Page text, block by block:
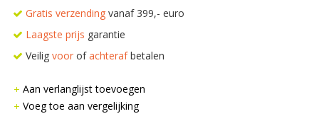
Gratis verzendingvanaf 399,- euro
Laagste prijs garantie
Veilig voorofachterafbetalen
Aan verlanglijst toevoegen
Voeg toe aan vergelijking